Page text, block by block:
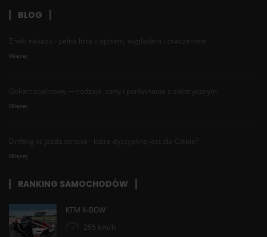
BLOG
Znaki nakazu - pełna lista z opisem, wyglądem i znaczeniem
Więcej
Gokart spalinowy — rodzaje, ceny i porównanie z elektrycznym
Więcej
Drifting vs jazda torowa - która dyscyplina jest dla Ciebie?
Więcej
RANKING SAMOCHODÓW
KTM X-BOW
295 km/h